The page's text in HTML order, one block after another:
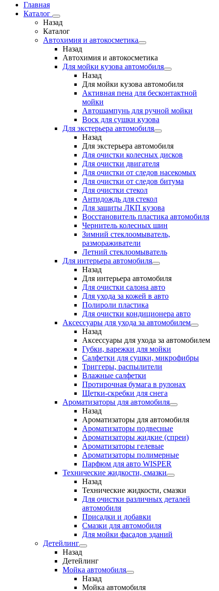
Главная
Каталог
Назад
Каталог
Автохимия и автокосметика
Назад
Автохимия и автокосметика
Для мойки кузова автомобиля
Назад
Для мойки кузова автомобиля
Активная пена для бесконтактной
мойки
Автошампунь для ручной мойки
Воск для сушки кузова
Для экстерьера автомобиля
Назад
Для экстерьера автомобиля
Для очистки колесных дисков
Для очистки двигателя
Для очистки от следов насекомых
Для очистки от следов битума
Для очистки стекол
Антидождь для стекол
Для защиты ЛКП кузова
Восстановитель пластика автомобиля
Чернитель колесных шин
Зимний стеклоомыватель,
размораживатели
Летний стеклоомыватель
Для интерьера автомобиля
Назад
Для интерьера автомобиля
Для очистки салона авто
Для ухода за кожей в авто
Полироли пластика
Для очистки кондиционера авто
Аксессуары для ухода за автомобилем
Назад
Аксессуары для ухода за автомобилем
Губки, варежки для мойки
Салфетки для сушки, микрофибры
Триггеры, распылители
Влажные салфетки
Протирочная бумага в рулонах
Щетки-скребки для снега
Ароматизаторы для автомобиля
Назад
Ароматизаторы для автомобиля
Ароматизаторы подвесные
Ароматизаторы жидкие (спреи)
Ароматизаторы гелевые
Ароматизаторы полимерные
Парфюм для авто WISPER
Технические жидкости, смазки
Назад
Технические жидкости, смазки
Для очистки различных деталей
автомобиля
Присадки и добавки
Смазки для автомобиля
Для мойки фасадов зданий
Детейлинг
Назад
Детейлинг
Мойка автомобиля
Назад
Мойка автомобиля